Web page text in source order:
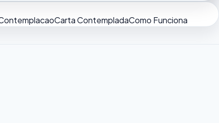
Carta ContempladaComo Funciona